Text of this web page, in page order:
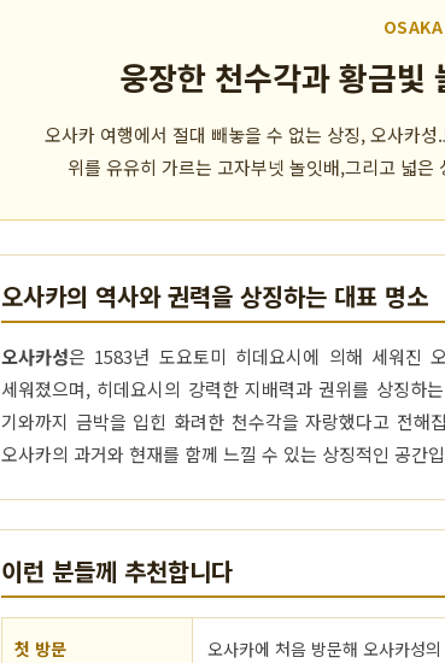
웅장한 천수각과 황금빛
오사카 여행에서 절대 빼놓을 수 없는 상징, 오사카
위를 유유히 가르는 고자부넷 놀잇배,그리고 넓
오사카의 역사와 권력을 상징하는 대표 명소
오사카성은 1583년 도요토미 히데요시에 의해 세워진
세워졌으며, 히데요시의 강력한 지배력과 권위를 상징하
기와까지 금박을 입힌 화려한 천수각을 자랑했다고 전해
오사카의 과거와 현재를 함께 느낄 수 있는 상징적인 공간
이런 분들께 추천합니다
첫 방문 오사카에 처음 방문해 오사카성